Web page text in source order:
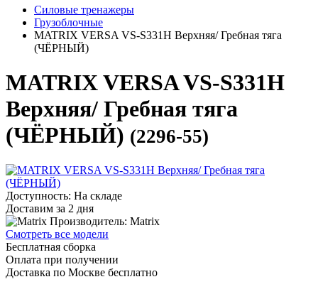
Силовые тренажеры
Грузоблочные
MATRIX VERSA VS-S331H Верхняя/ Гребная тяга
(ЧЁРНЫЙ)
MATRIX VERSA VS-S331H
Верхняя/ Гребная тяга
(ЧЁРНЫЙ) (2296-55)
Доступность: На складе
Доставим за 2 дня
Производитель: Matrix
Смотреть все модели
Бесплатная сборка
Оплата при получении
Доставка по Москве бесплатно